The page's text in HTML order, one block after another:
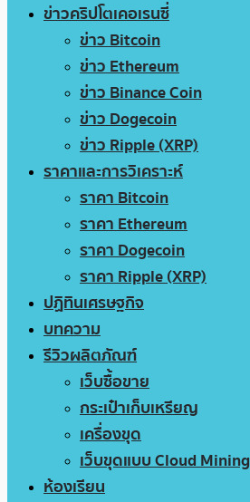
ข่าวคริปโตเคอเรนซี่
ข่าว Bitcoin
ข่าว Ethereum
ข่าว Binance Coin
ข่าว Dogecoin
ข่าว Ripple (XRP)
ราคาและการวิเคราะห์
ราคา Bitcoin
ราคา Ethereum
ราคา Dogecoin
ราคา Ripple (XRP)
ปฏิทินเศรษฐกิจ
บทความ
รีวิวผลิตภัณฑ์
เว็บซื้อขาย
กระเป๋าเก็บเหรียญ
เครื่องขุด
เว็บขุดแบบ Cloud Mining
ห้องเรียน